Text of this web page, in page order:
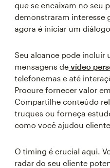
que se encaixam no seu
demonstraram interesse
agora é iniciar um
Seu alcance pode incluir
mensagens de vídeo
telefonemas e até
Procure fornecer valor
Compartilhe conteúdo
truques ou forneça
como você ajudou
O timing é crucial aqui.
radar do seu cliente